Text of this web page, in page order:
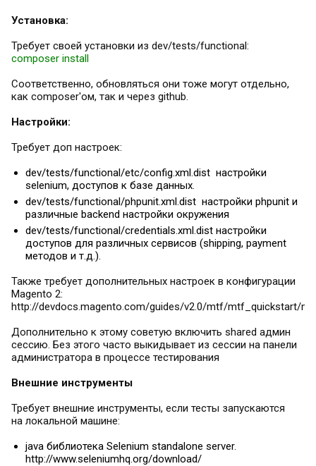
Установка:
Требует своей установки из dev/tests/functional:
composer install
Соответственно, обновляться они тоже могут отдельно,
как composer'ом, так и через github.
Настройки:
Требует доп настроек:
dev/tests/functional/etc/config.xml.dist настройки
selenium, доступов к базе данных.
dev/tests/functional/phpunit.xml.dist настройки phpunit и
различные backend настройки окружения
dev/tests/functional/credentials.xml.dist настройки
доступов для различных сервисов (shipping, payment
методов и т.д.).
Также требует дополнительных настроек в конфигурации
Magento 2:
http://devdocs.magento.com/guides/v2.0/mtf/mtf_quickstart/
Дополнительно к этому советую включить shared админ
сессию. Без этого часто выкидывает из сессии на панели
администратора в процессе тестирования
Внешние инструменты
Требует внешние инструменты, если тесты запускаются
на локальной машине:
java библиотека Selenium standalone server.
http://www.seleniumhq.org/download/